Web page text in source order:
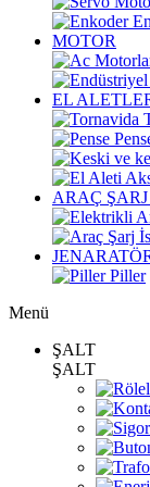
MOTOR
EL
ARAÇ
Piller
Menü
ŞALT
ŞALT